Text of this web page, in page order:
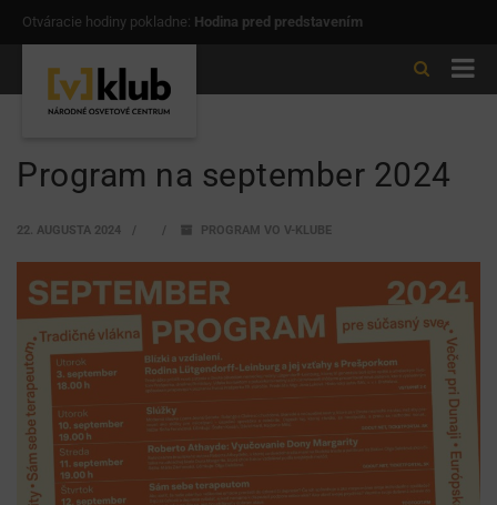
Otváracie hodiny pokladne: Hodina pred predstavením
Program na september 2024
22. AUGUSTA 2024 PROGRAM VO V-KLUBE